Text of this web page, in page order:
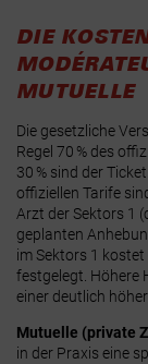
DIE
MUTUELLE
Die gesetzliche
Regel 70 % des
30 % sind der
offiziellen Tarife
Arzt der Sektors 1
geplanten
im Sektors 1
festgelegt. Höhere
einer deutlich
Mutuelle (private
in der Praxis eine